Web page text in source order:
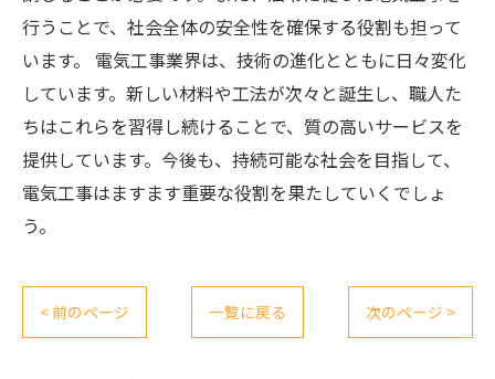
行うことで、社会全体の安全性を確保する役割も担って
います。 電気工事業界は、技術の進化とともに日々変化
しています。新しい材料や工法が次々と誕生し、職人た
ちはこれらを習得し続けることで、質の高いサービスを
提供しています。今後も、持続可能な社会を目指して、
電気工事はますます重要な役割を果たしていくでしょ
う。
< 前のページ 一覧に戻る 次のページ >